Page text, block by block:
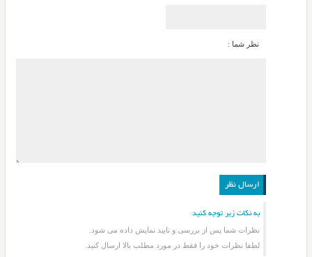
نظر شما :
به نکات زیر توجه کنید
نظرات شما پس از بررسی و تایید نمایش داده می شود.
لطفا نظرات خود را فقط در مورد مطلب بالا ارسال کنید.